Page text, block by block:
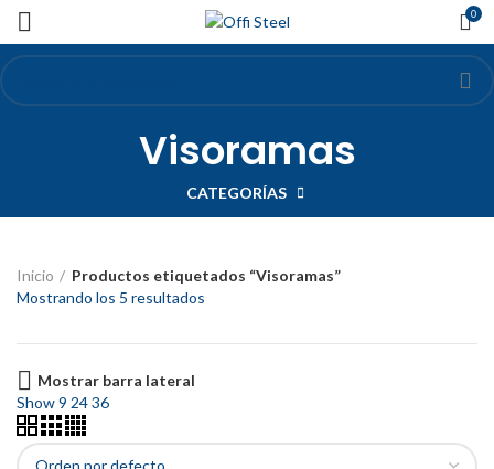
0
Visoramas
CATEGORÍAS
Inicio
Productos etiquetados “Visoramas”
Mostrando los 5 resultados
Mostrar barra lateral
Show9 2436